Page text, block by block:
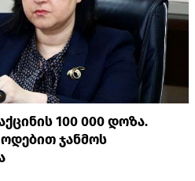
100 000 დოზა.
ჯანმოს